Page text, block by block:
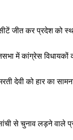
जीत कर प्रदेश को
में कांग्रेस
देवी को हार का
से चुनाव लड़ने वाले